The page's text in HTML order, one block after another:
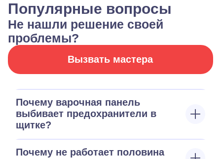
Популярные вопросы
Не нашли решение своей
проблемы?
Вызвать мастера
Почему варочная панель
выбивает предохранители в
щитке?
Почему не работает половина